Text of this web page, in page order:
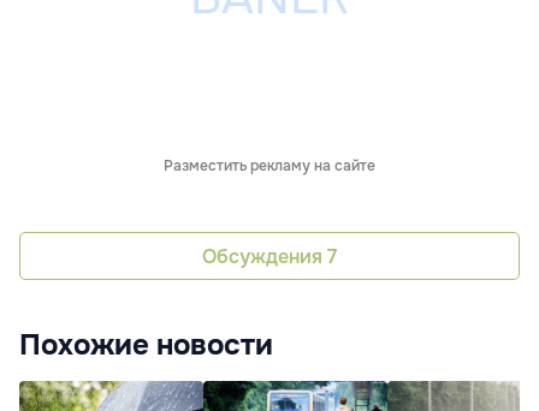
Разместить рекламу на сайте
Обсуждения 7
Похожие новости